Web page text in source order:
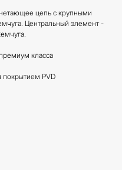
цепь с крупными
Центральный элемент -
класса
покрытием PVD